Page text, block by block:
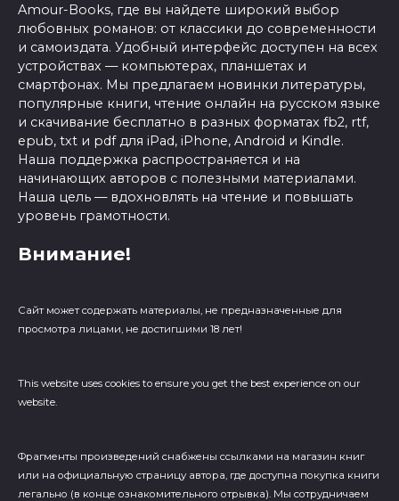
Amour-Books, где вы найдете широкий выбор
любовных романов: от классики до современности
и самоиздата. Удобный интерфейс доступен на всех
устройствах — компьютерах, планшетах и
смартфонах. Мы предлагаем новинки литературы,
популярные книги, чтение онлайн на русском языке
и скачивание бесплатно в разных форматах fb2, rtf,
epub, txt и pdf для iPad, iPhone, Android и Kindle.
Наша поддержка распространяется и на
начинающих авторов с полезными материалами.
Наша цель — вдохновлять на чтение и повышать
уровень грамотности.
Внимание!
Сайт может содержать материалы, не предназначенные для
просмотра лицами, не достигшими 18 лет!
This website uses cookies to ensure you get the best experience on our
website.
Фрагменты произведений cнабжены ссылками на магазин книг
или на официальную страницу автора, где доступна покупка книги
легально (в конце ознакомительного отрывка). Мы сотрудничаем